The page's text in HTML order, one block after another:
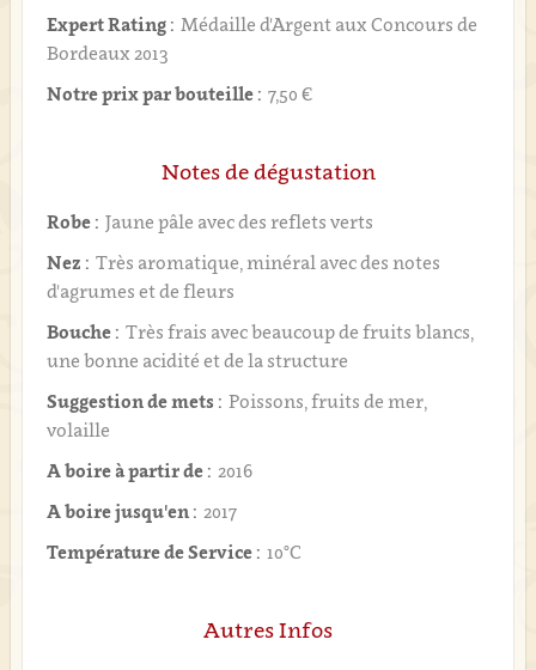
Expert Rating : Médaille d'Argent aux Concours de
Bordeaux 2013
Notre prix par bouteille : 7,50 €
Notes de dégustation
Robe : Jaune pâle avec des reflets verts
Nez : Très aromatique, minéral avec des notes
d'agrumes et de fleurs
Bouche : Très frais avec beaucoup de fruits blancs,
une bonne acidité et de la structure
Suggestion de mets : Poissons, fruits de mer,
volaille
A boire à partir de : 2016
A boire jusqu'en : 2017
Température de Service : 10°C
Autres Infos